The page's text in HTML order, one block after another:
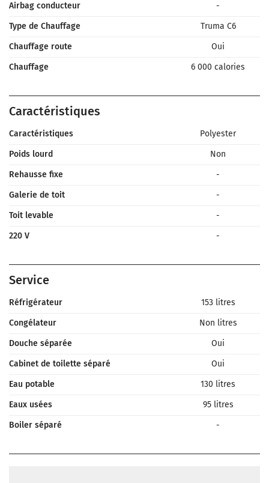
Airbag conducteur
-
Type de Chauffage
Truma C6
Chauffage route
Oui
Chauffage
6 000 calories
Caractéristiques
Caractéristiques
Polyester
Poids lourd
Non
Rehausse fixe
-
Galerie de toit
-
Toit levable
-
220 V
-
Service
Réfrigérateur
153 litres
Congélateur
Non litres
Douche séparée
Oui
Cabinet de toilette séparé
Oui
Eau potable
130 litres
Eaux usées
95 litres
Boiler séparé
-